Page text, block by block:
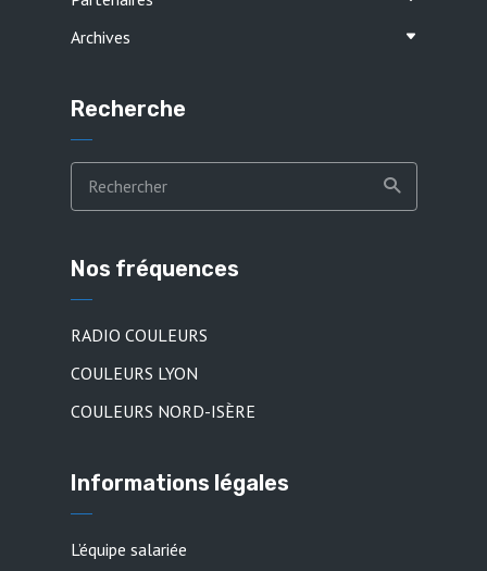
Archives
Recherche
Nos fréquences
RADIO COULEURS
COULEURS LYON
COULEURS NORD-ISÈRE
Informations légales
L’équipe salariée